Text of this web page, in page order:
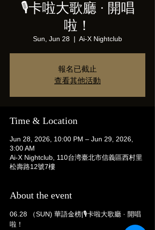
🎙️卡啦大歌廳 · 開唱
啦！
Sun, Jun 28
  |
Ai-X Nightclub
報名已截止
查看其他活動
Time & Location
Jun 28, 2026, 10:00 PM – Jun 29, 2026,
3:00 AM
Ai-X Nightclub, 110台湾臺北市信義區西村里
松壽路12號7樓
About the event
06.28 （SUN) 華語金榜|🎙️卡啦大歌廳 · 開唱
啦！